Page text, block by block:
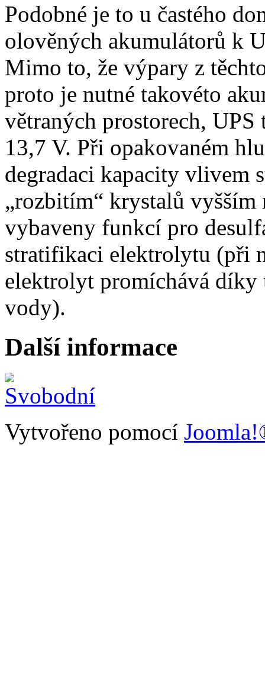
Podobné je to u častého
olověných akumulátorů k
Mimo to, že výpary z
proto je nutné takovéto
větraných prostorech,
13,7 V. Při opakovaném
degradaci kapacity vlivem
„rozbitím“ krystalů
vybaveny funkcí pro
stratifikaci elektrolytu (při
elektrolyt promíchává
vody).
Další informace
Vytvořeno pomocí